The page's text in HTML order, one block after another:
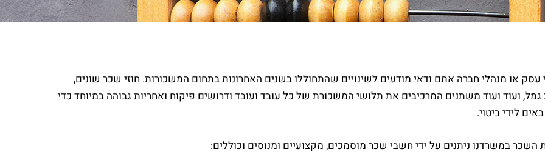
או מנהלי חברה אתם ודאי מודעים לשינויים שהתחוללו בשנים האחרונות בתחום המשכורות. חוזי שכר שונים,
ועוד ועוד משתנים המרכיבים את תלושי המשכורת של כל עובד ועובד ודרושים פיקוח ואחריות גבוהה במיוחד כדי
לידי ביטוי.
השכר במשרדנו ניתנים על ידי חשבי שכר מוסמכים, מקצועיים ומנוסים וכוללים: